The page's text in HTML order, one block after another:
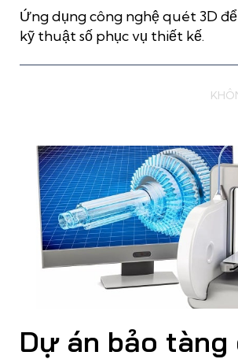
Ứng dụng công nghệ quét 3D
kỹ thuật số phục vụ thiết kế.
Dự án bảo tàng